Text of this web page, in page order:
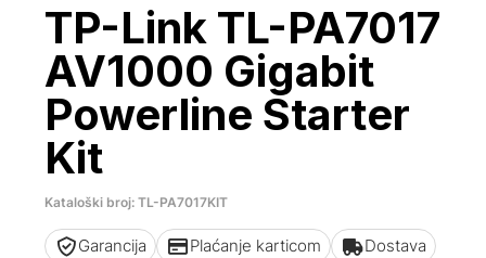
TP-Link TL-PA7017
AV1000 Gigabit
Powerline Starter
Kit
Kataloški broj: TL-PA7017KIT
Garancija Plaćanje karticom
Dostava